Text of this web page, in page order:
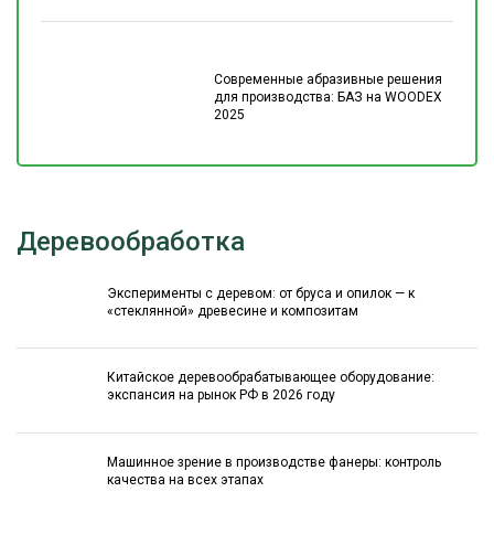
Современные абразивные решения
для производства: БАЗ на WOODEX
2025
Деревообработка
Эксперименты с деревом: от бруса и опилок — к
«стеклянной» древесине и композитам
Китайское деревообрабатывающее оборудование:
экспансия на рынок РФ в 2026 году
Машинное зрение в производстве фанеры: контроль
качества на всех этапах